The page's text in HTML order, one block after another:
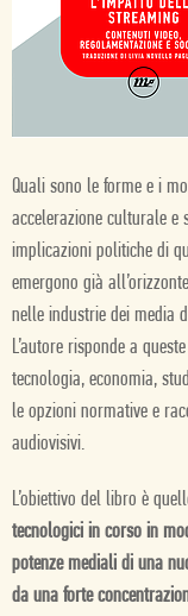
Quali sono le forme e i
accelerazione culturale e
implicazioni politiche di
emergono già
nelle industrie dei media
L’autore risponde a
tecnologia, economia,
le opzioni normative e
audiovisivi.
L’obiettivo del libro è
tecnologici in corso in
potenze mediali di una
da una forte